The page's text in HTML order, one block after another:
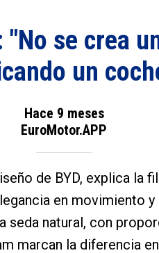
"No se crea
un
Hace 9 meses
EuroMotor.APP
de BYD, explica la
en movimiento
seda natural, con
marcan la diferencia